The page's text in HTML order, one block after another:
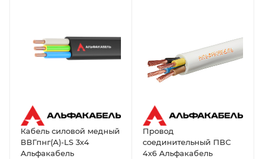
Кабель силовой медный
ВВГпнг(А)-LS 3х4
Альфакабель
Провод
соединительный ПВС
4х6 Альфакабель